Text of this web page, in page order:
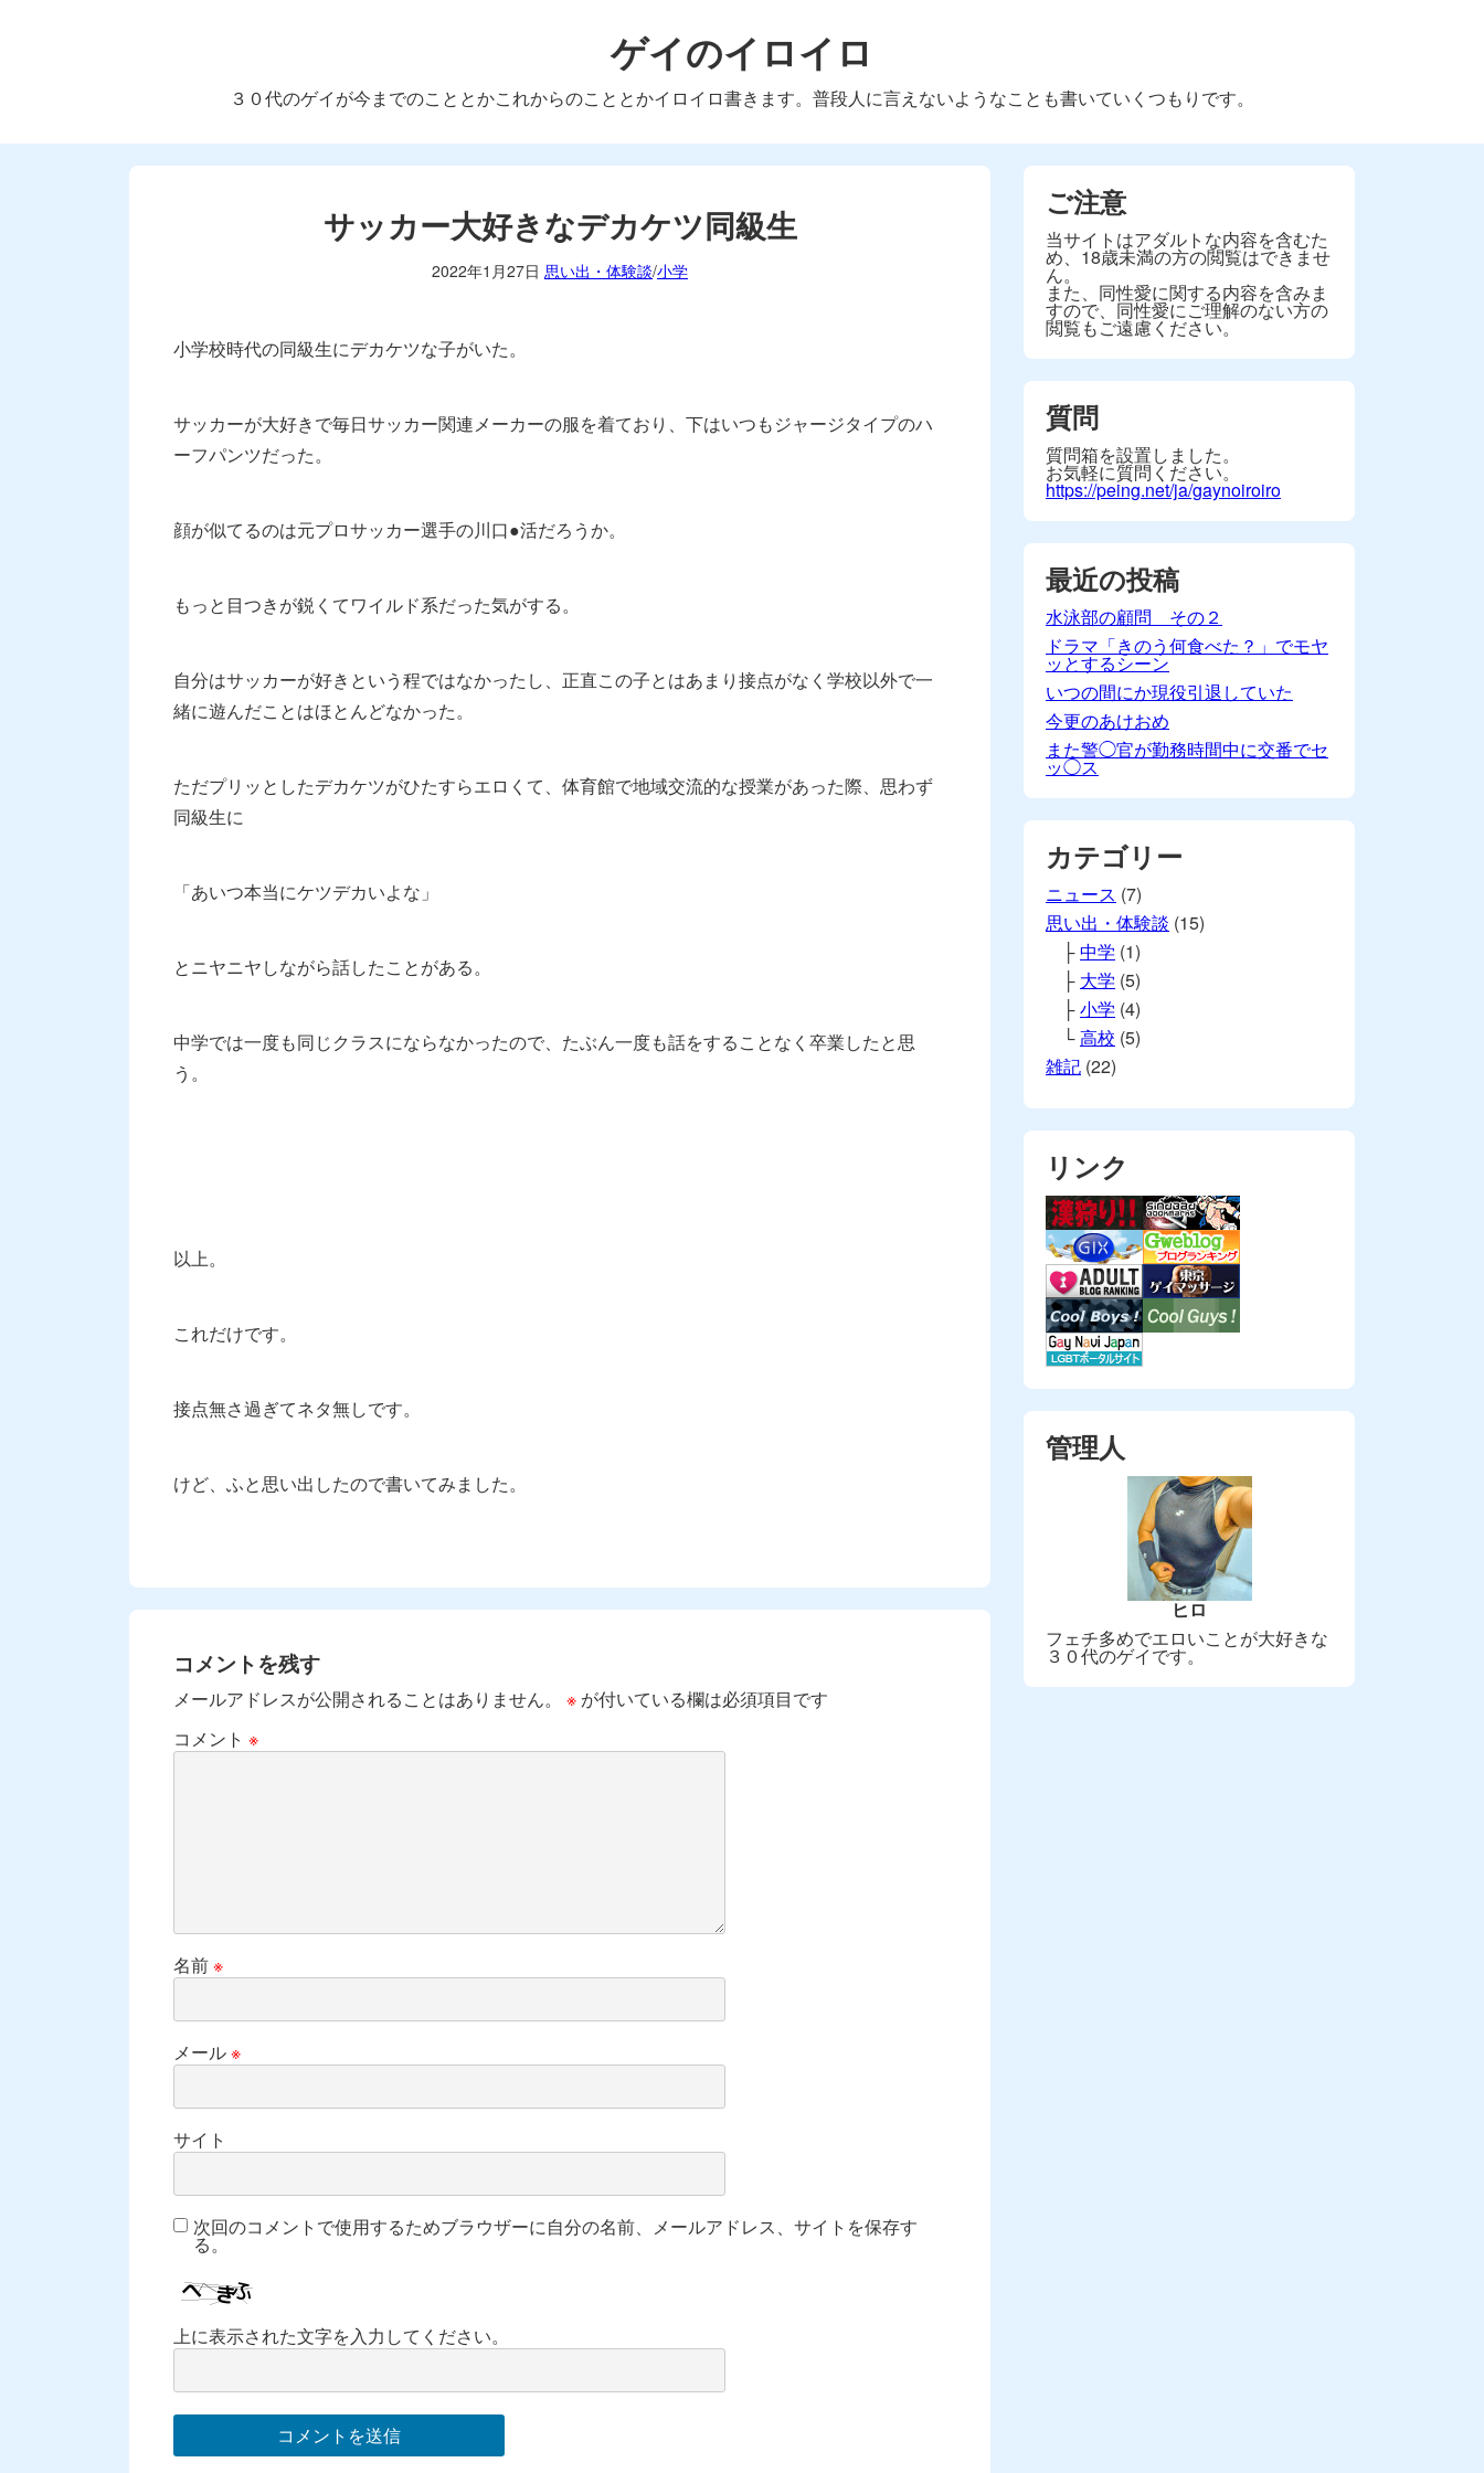
ゲイのイロイロ
３０代のゲイが今までのこととかこれからのこととかイロイロ書きます。普段人に言えないようなことも書いていくつもりです。
サッカー大好きなデカケツ同級生
2022年1月27日 思い出・体験談/小学
小学校時代の同級生にデカケツな子がいた。
サッカーが大好きで毎日サッカー関連メーカーの服を着ており、下はいつもジャージタイプのハ
ーフパンツだった。
顔が似てるのは元プロサッカー選手の川口●活だろうか。
もっと目つきが鋭くてワイルド系だった気がする。
自分はサッカーが好きという程ではなかったし、正直この子とはあまり接点がなく学校以外で一
緒に遊んだことはほとんどなかった。
ただプリッとしたデカケツがひたすらエロくて、体育館で地域交流的な授業があった際、思わず
同級生に
「あいつ本当にケツデカいよな」
とニヤニヤしながら話したことがある。
中学では一度も同じクラスにならなかったので、たぶん一度も話をすることなく卒業したと思
う。
以上。
これだけです。
接点無さ過ぎてネタ無しです。
けど、ふと思い出したので書いてみました。
コメントを残す
メールアドレスが公開されることはありません。 ※ が付いている欄は必須項目です
コメント ※
名前※
メール※
サイト
次回のコメントで使用するためブラウザーに自分の名前、メールアドレス、サイトを保存す
る。
上に表示された文字を入力してください。
ご注意
当サイトはアダルトな内容を含むた
め、18歳未満の方の閲覧はできませ
ん。
また、同性愛に関する内容を含みま
すので、同性愛にご理解のない方の
閲覧もご遠慮ください。
質問
質問箱を設置しました。
お気軽に質問ください。
https://peing.net/ja/gaynoiroiro
最近の投稿
水泳部の顧問 その２
ドラマ「きのう何食べた？」でモヤ
ッとするシーン
いつの間にか現役引退していた
今更のあけおめ
また警◯官が勤務時間中に交番でセ
ッ◯ス
カテゴリー
ニュース (7)
思い出・体験談 (15)
中学 (1)
大学 (5)
小学 (4)
高校 (5)
雑記 (22)
リンク
管理人
ヒロ
フェチ多めでエロいことが大好きな
３０代のゲイです。